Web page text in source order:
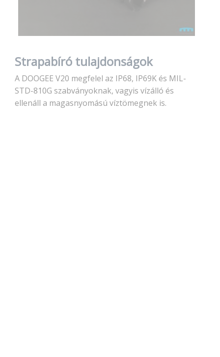
Strapabíró tulajdonságok
A DOOGEE V20 megfelel az IP68, IP69K és MIL-
STD-810G szabványoknak, vagyis vízálló és
ellenáll a magasnyomású víztömegnek is.